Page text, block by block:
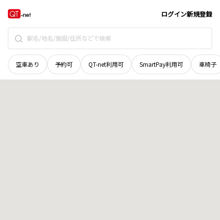
ログイン新規登録
空車あり 予約可 QT-net利用可 SmartPay利用可 車椅子
山口県